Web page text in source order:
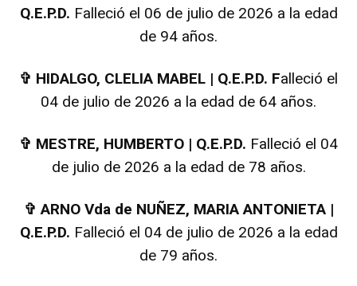
Q.E.P.D. Falleció el 06 de julio de 2026 a la edad
de 94 años.
✞ HIDALGO, CLELIA MABEL | Q.E.P.D. Falleció el
04 de julio de 2026 a la edad de 64 años.
✞ MESTRE, HUMBERTO | Q.E.P.D. Falleció el 04
de julio de 2026 a la edad de 78 años.
✞ ARNO Vda de NUÑEZ, MARIA ANTONIETA |
Q.E.P.D. Falleció el 04 de julio de 2026 a la edad
de 79 años.